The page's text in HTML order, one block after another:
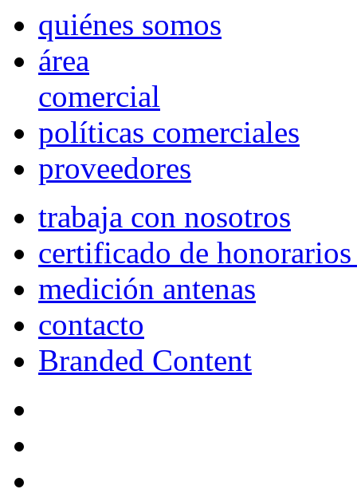
quiénes somos
área
comercial
políticas comerciales
proveedores
trabaja con nosotros
certificado de
medición antenas
contacto
Branded Content